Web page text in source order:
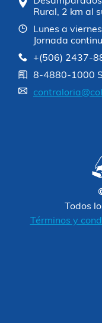
Rural, 2 km al
Lunes a
Jornada
+(506) 2437-
8-4880-1000
Todos
Términos y